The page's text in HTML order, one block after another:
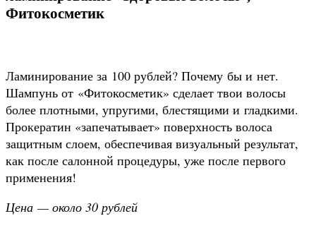
Фитокосметик
Ламинирование за 100 рублей? Почему бы и нет.
Шампунь от «Фитокосметик» сделает твои волосы
более плотными, упругими, блестящими и гладкими.
Прокератин «запечатывает» поверхность волоса
защитным слоем, обеспечивая визуальный результат,
как после салонной процедуры, уже после первого
применения!
Цена — около 30 рублей